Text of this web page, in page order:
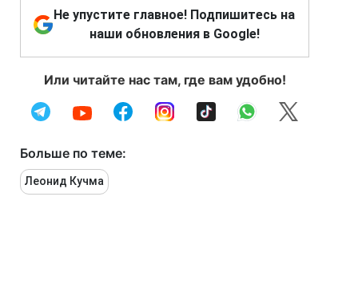
Не упустите главное! Подпишитесь на
наши обновления в Google!
Или читайте нас там, где вам удобно!
Больше по теме:
Леонид Кучма